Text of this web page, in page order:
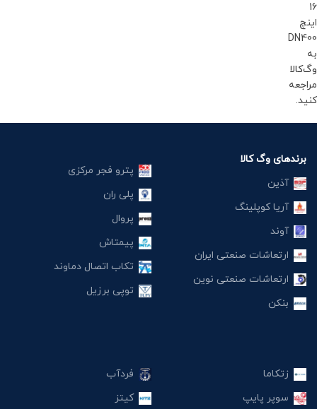
16
اینچ
DN400
به
وگ‌کالا
مراجعه
کنید.
برندهای وگ کالا
آذین
آریا کوپلینگ
آوند
ارتعاشات صنعتی ایران
ارتعاشات صنعتی نوین
بنکن
پترو فجر مرکزی
پلی ران
پروال
پیمتاش
تکاب اتصال دماوند
توپی برزیل
زتکاما
سوپر پایپ
فردآب
کیتز